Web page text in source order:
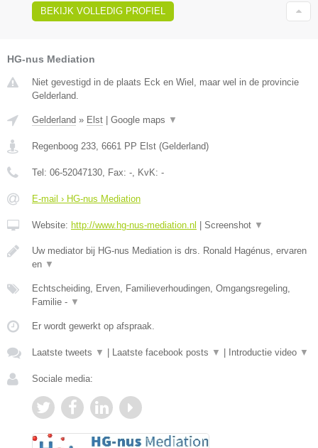
BEKIJK VOLLEDIG PROFIEL
HG-nus Mediation
Niet gevestigd in de plaats Eck en Wiel, maar wel in de provincie
Gelderland.
Gelderland » Elst | Google maps ▼
Regenboog 233 6661 PP Elst (Gelderland)
Tel: 06-52047130 , Fax: - , KvK: -
E-mail › HG-nus Mediation
Website: http://www.hg-nus-mediation.nl | Screenshot ▼
Uw mediator bij HG-nus Mediation is drs. Ronald Hagénus, ervaren
en ▼
Echtscheiding, Erven, Familieverhoudingen, Omgangsregeling,
Familie - ▼
Er wordt gewerkt op afspraak.
Laatste tweets ▼ | Laatste facebook posts ▼ | Introductie video ▼
Sociale media: